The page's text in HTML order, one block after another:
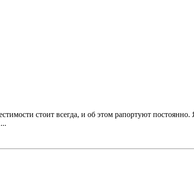
стоит всегда, и об этом рапортуют